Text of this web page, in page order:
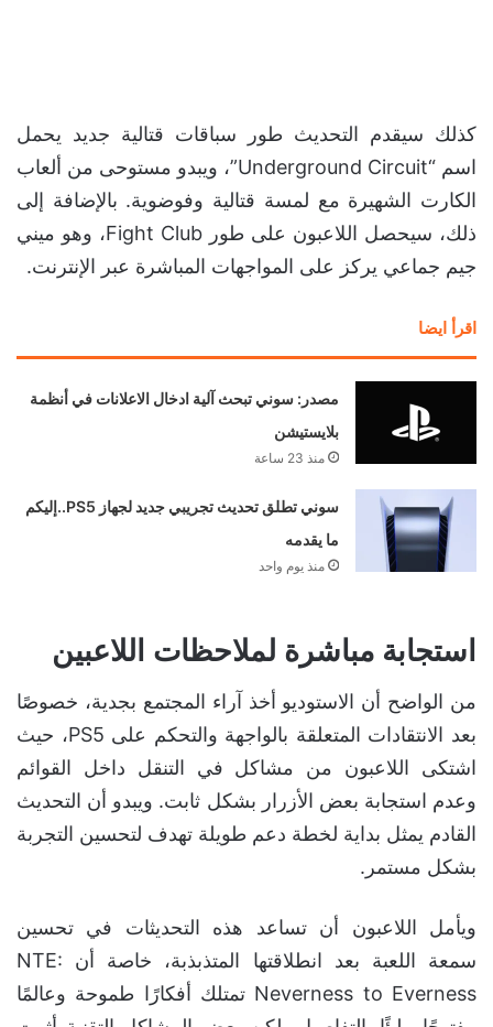
كذلك سيقدم التحديث طور سباقات قتالية جديد يحمل
اسم “Underground Circuit”، ويبدو مستوحى من ألعاب
الكارت الشهيرة مع لمسة قتالية وفوضوية. بالإضافة إلى
ذلك، سيحصل اللاعبون على طور Fight Club، وهو ميني
جيم جماعي يركز على المواجهات المباشرة عبر الإنترنت.
اقرأ ايضا
مصدر: سوني تبحث آلية ادخال الاعلانات في أنظمة
بلايستيشن
منذ 23 ساعة
سوني تطلق تحديث تجريبي جديد لجهاز PS5..إليكم
ما يقدمه
منذ يوم واحد
استجابة مباشرة لملاحظات اللاعبين
من الواضح أن الاستوديو أخذ آراء المجتمع بجدية، خصوصًا
بعد الانتقادات المتعلقة بالواجهة والتحكم على PS5، حيث
اشتكى اللاعبون من مشاكل في التنقل داخل القوائم
وعدم استجابة بعض الأزرار بشكل ثابت. ويبدو أن التحديث
القادم يمثل بداية لخطة دعم طويلة تهدف لتحسين التجربة
بشكل مستمر.
ويأمل اللاعبون أن تساعد هذه التحديثات في تحسين
سمعة اللعبة بعد انطلاقتها المتذبذبة، خاصة أن NTE:
Neverness to Everness تمتلك أفكارًا طموحة وعالمًا